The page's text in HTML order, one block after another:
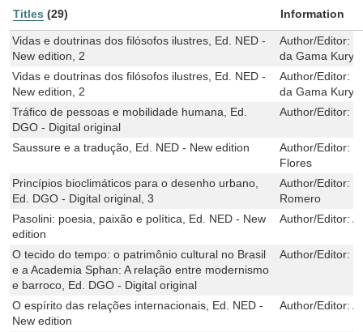
Titles (29) Information
Vidas e doutrinas dos filósofos ilustres, Ed. NED -
New edition, 2
Author/Editor:
da Gama Kury
Vidas e doutrinas dos filósofos ilustres, Ed. NED -
New edition, 2
Author/Editor:
da Gama Kury
Tráfico de pessoas e mobilidade humana, Ed.
DGO - Digital original
Author/Editor:
Saussure e a tradução, Ed. NED - New edition Author/Editor:
Flores
Princípios bioclimáticos para o desenho urbano,
Ed. DGO - Digital original, 3
Author/Editor:
Romero
Pasolini: poesia, paixão e política, Ed. NED - New
edition
Author/Editor:
O tecido do tempo: o patrimônio cultural no Brasil
e a Academia Sphan: A relação entre modernismo
e barroco, Ed. DGO - Digital original
Author/Editor:
O espírito das relações internacionais, Ed. NED -
New edition
Author/Editor: